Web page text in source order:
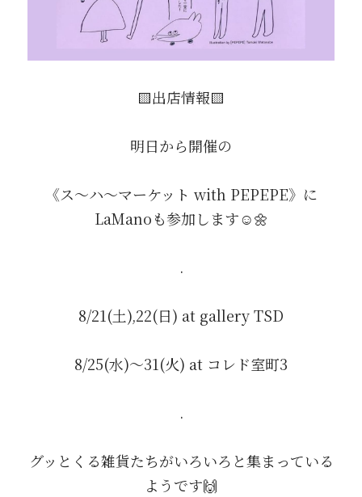
🟨出店情報🟨
明日から開催の
《ス〜ハ〜マーケット with PEPEPE》に
LaManoも参加します☺️🌼
.
8/21(土),22(日) at gallery TSD
8/25(水)〜31(火) at コレド室町3
.
グッとくる雑貨たちがいろいろと集まっている
ようです🙌